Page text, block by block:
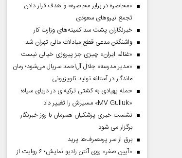
«محاصره در برابر محاصره» و هدف قرار دادن
تجمع نیروهای سعودی
خبرنگاران پشت سد کمیته‌های وزارت کار
واشنگتن مدعی قطع مبادلات مالی تهران شد
«غنائم ایران» چیزی جز پیروزی خیالی نیست
«مدیر مدرسه» جلال آل‌احمد سریال می‌شود؛ رمان
ماندگار در آستانه تولید تلویزیونی
حمله پهپادی به کشتی ترکیه‌ای در دریای سیاه؛
«MV Gulluk» مسیرش را تغییر داد
نشست خبری پزشکیان همزمان با روز خبرنگار
برگزار می شود
برق از سر پرمصرف‌ها پرید
«آیین صفر» روی آنتن رادیو نمایش؛ ۶ روایت از